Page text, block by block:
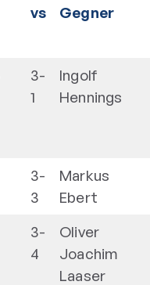
vs Gegner
3-
1
Ingolf
Hennings
3-
3
Markus
Ebert
3-
4
Oliver
Joachim
Laaser